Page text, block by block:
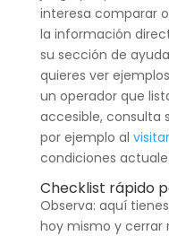
interesa comparar
la información
su sección de
quieres ver
un operador que
accesible, consulta
por ejemplo al
condiciones
Checklist rápido
Observa: aquí
hoy mismo y cerrar